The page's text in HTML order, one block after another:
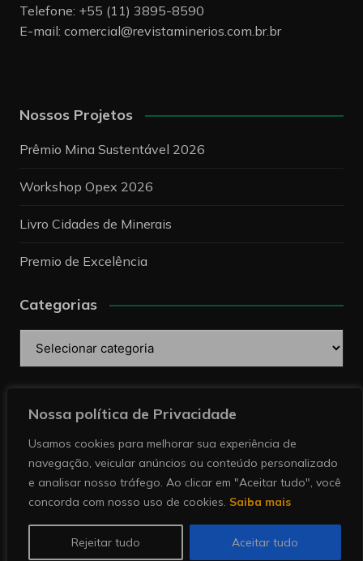
Nossa política de Privacidade
Usamos cookies para melhorar sua experiência de
navegação, veicular anúncios ou conteúdo personalizado
e analisar nosso tráfego. Ao clicar em "Aceitar tudo", você
concorda com nosso uso de cookies. Saiba mais
Rejeitar tudo Aceitar tudo
Telefone: +55 (11) 3895-8590
E-mail: comercial@revistaminerios.com.br.br
Nossos Projetos
Prêmio Mina Sustentável 2026
Workshop Opex 2026
Livro Cidades de Minerais
Premio de Excelência
Categorias
mineração. Todos direitos reservados.